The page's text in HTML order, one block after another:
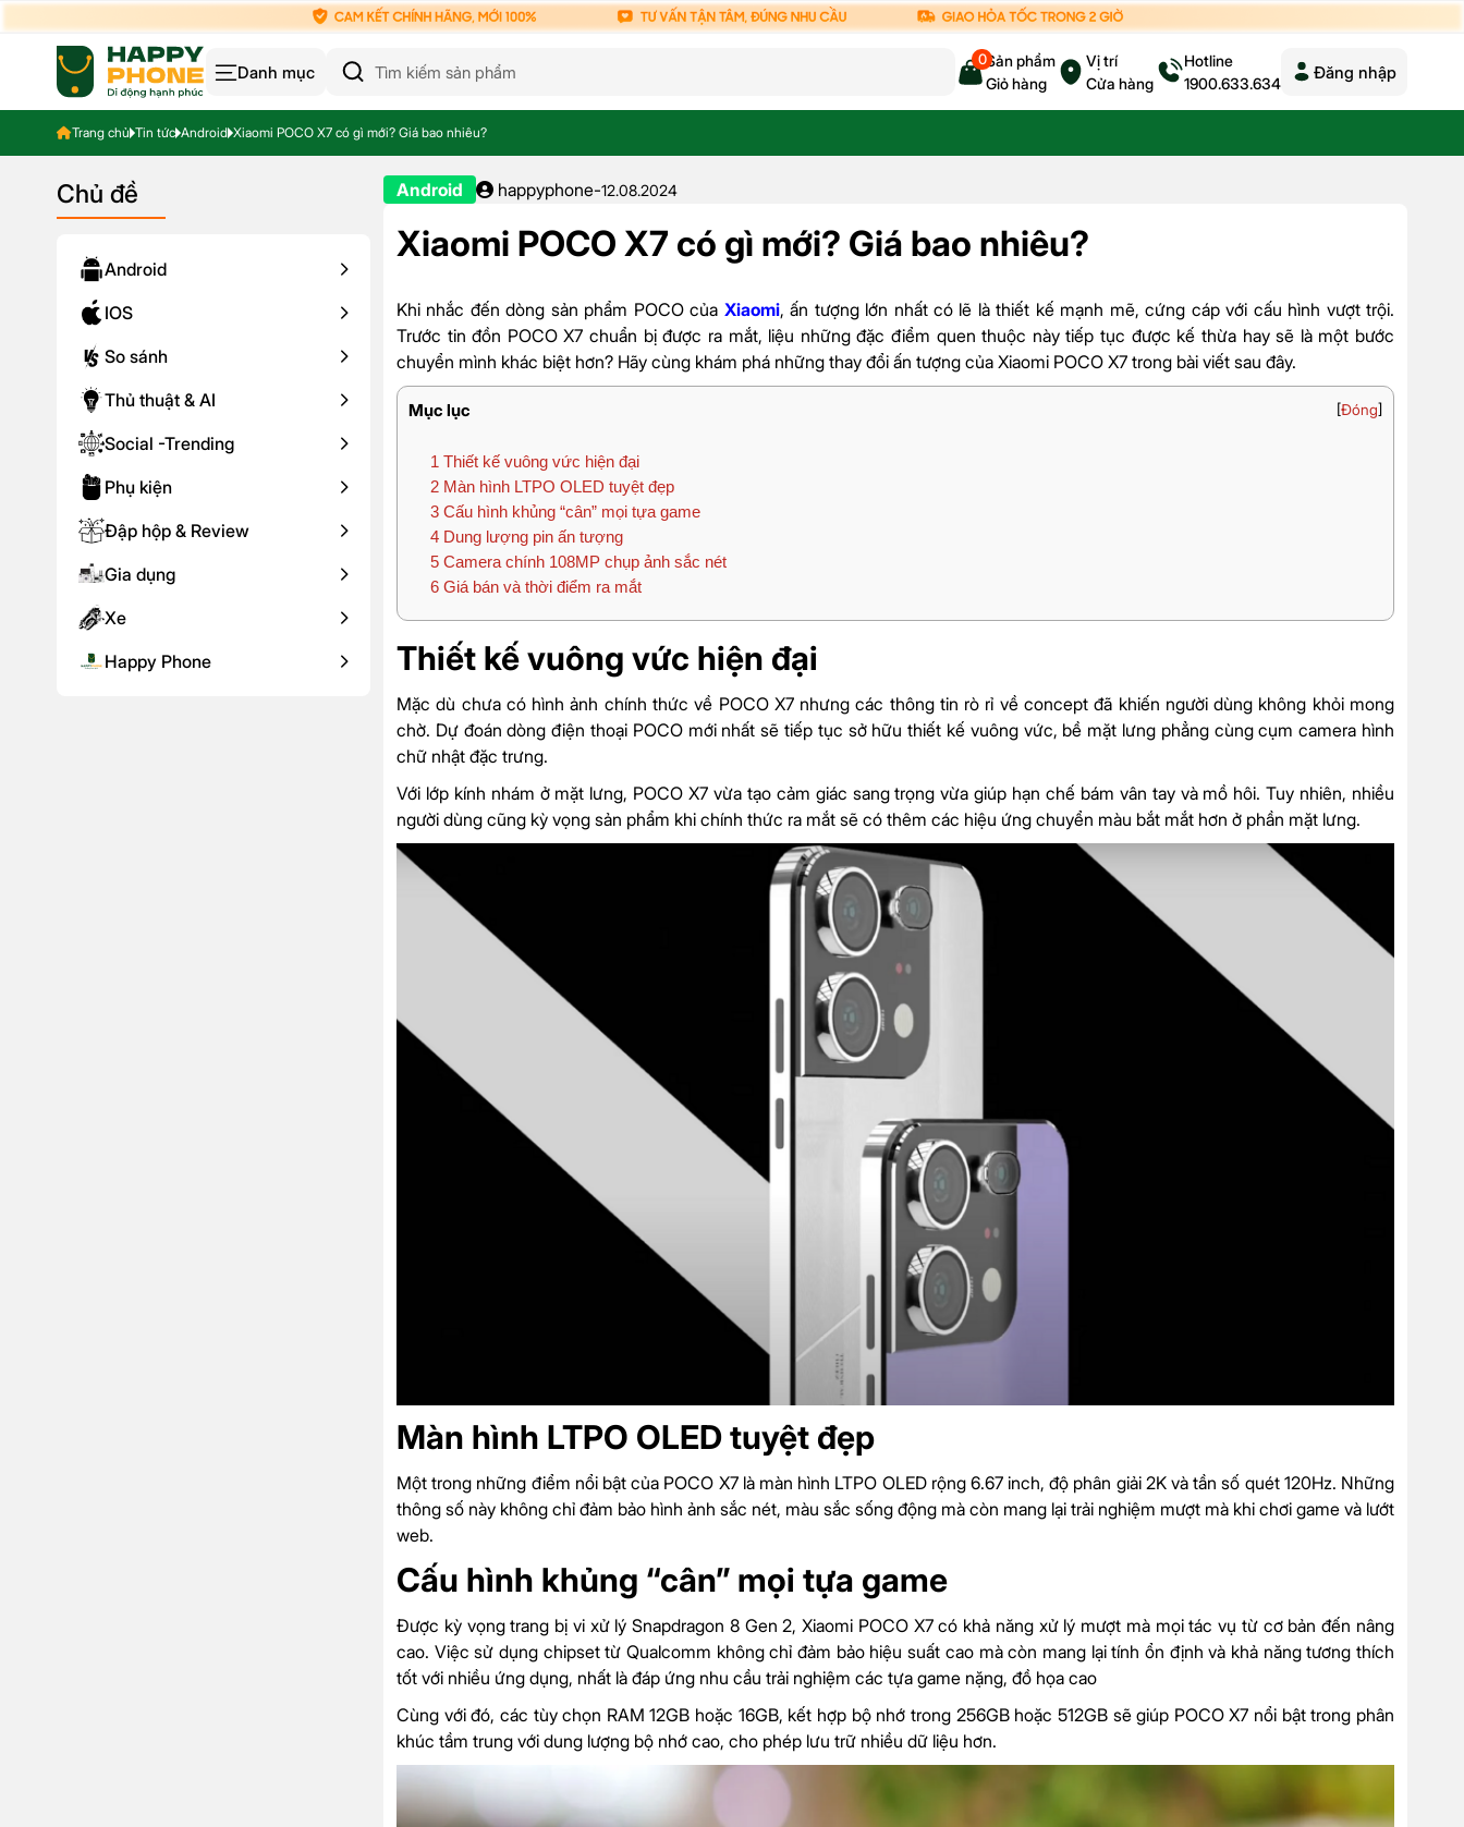
Danh mục
0Sản phẩm
Giỏ hàng
Vị trí
Cửa hàng
Hotline
1900.633.634
Đăng nhập
Trang chủ Tin tức Android Xiaomi POCO X7 có gì mới? Giá bao nhiêu?
Chủ đề
Android
IOS
So sánh
Thủ thuật & AI
Social -Trending
Phụ kiện
Đập hộp & Review
Gia dụng
Xe
Happy Phone
Android happyphone-12.08.2024
Xiaomi POCO X7 có gì mới? Giá bao nhiêu?
Khi nhắc đến dòng sản phẩm POCO của Xiaomi, ấn tượng lớn nhất có lẽ là thiết kế mạnh mẽ, cứng cáp với cấu hình vượt trội.
Trước tin đồn POCO X7 chuẩn bị được ra mắt, liệu những đặc điểm quen thuộc này tiếp tục được kế thừa hay sẽ là một bước
chuyển mình khác biệt hơn? Hãy cùng khám phá những thay đổi ấn tượng của Xiaomi POCO X7 trong bài viết sau đây.
Mục lục [Đóng]
1 Thiết kế vuông vức hiện đại
2 Màn hình LTPO OLED tuyệt đẹp
3 Cấu hình khủng “cân” mọi tựa game
4 Dung lượng pin ấn tượng
5 Camera chính 108MP chụp ảnh sắc nét
6 Giá bán và thời điểm ra mắt
Thiết kế vuông vức hiện đại
Mặc dù chưa có hình ảnh chính thức về POCO X7 nhưng các thông tin rò rỉ về concept đã khiến người dùng không khỏi mong
chờ. Dự đoán dòng điện thoại POCO mới nhất sẽ tiếp tục sở hữu thiết kế vuông vức, bề mặt lưng phẳng cùng cụm camera hình
chữ nhật đặc trưng.
Với lớp kính nhám ở mặt lưng, POCO X7 vừa tạo cảm giác sang trọng vừa giúp hạn chế bám vân tay và mồ hôi. Tuy nhiên, nhiều
người dùng cũng kỳ vọng sản phẩm khi chính thức ra mắt sẽ có thêm các hiệu ứng chuyển màu bắt mắt hơn ở phần mặt lưng.
Màn hình LTPO OLED tuyệt đẹp
Một trong những điểm nổi bật của POCO X7 là màn hình LTPO OLED rộng 6.67 inch, độ phân giải 2K và tần số quét 120Hz. Những
thông số này không chỉ đảm bảo hình ảnh sắc nét, màu sắc sống động mà còn mang lại trải nghiệm mượt mà khi chơi game và lướt
web.
Cấu hình khủng “cân” mọi tựa game
Được kỳ vọng trang bị vi xử lý Snapdragon 8 Gen 2, Xiaomi POCO X7 có khả năng xử lý mượt mà mọi tác vụ từ cơ bản đến nâng
cao. Việc sử dụng chipset từ Qualcomm không chỉ đảm bảo hiệu suất cao mà còn mang lại tính ổn định và khả năng tương thích
tốt với nhiều ứng dụng, nhất là đáp ứng nhu cầu trải nghiệm các tựa game nặng, đồ họa cao
Cùng với đó, các tùy chọn RAM 12GB hoặc 16GB, kết hợp bộ nhớ trong 256GB hoặc 512GB sẽ giúp POCO X7 nổi bật trong phân
khúc tầm trung với dung lượng bộ nhớ cao, cho phép lưu trữ nhiều dữ liệu hơn.